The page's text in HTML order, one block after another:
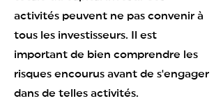
activités peuvent ne pas convenir à
tous les investisseurs. Il est
important de bien comprendre les
risques encourus avant de s'engager
dans de telles activités.